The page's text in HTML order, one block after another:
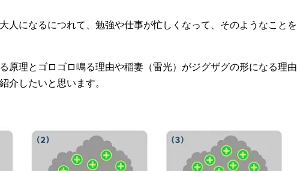
人になるにつれて、勉強や仕事が忙しくなって、そのようなことを
原理とゴロゴロ鳴る理由や稲妻（雷光）がジグザグの形になる理由
介したいと思います。